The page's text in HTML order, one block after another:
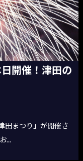
開催！津田の
田まつり」が開催さ
...